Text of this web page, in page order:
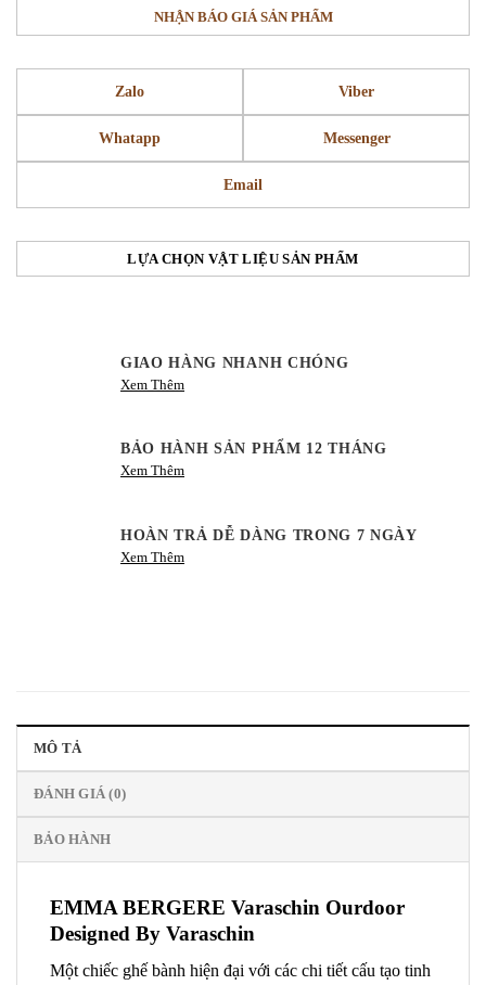
NHẬN BÁO GIÁ SẢN PHẨM
Zalo Viber
Whatapp Messenger
Email
LỰA CHỌN VẬT LIỆU SẢN PHẨM
GIAO HÀNG NHANH CHÓNG
Xem Thêm
BẢO HÀNH SẢN PHẨM 12 THÁNG
Xem Thêm
HOÀN TRẢ DỄ DÀNG TRONG 7 NGÀY
Xem Thêm
MÔ TẢ
ĐÁNH GIÁ (0)
BẢO HÀNH
EMMA BERGERE Varaschin Ourdoor
Designed By Varaschin
Một chiếc ghế bành hiện đại với các chi tiết cấu tạo tinh